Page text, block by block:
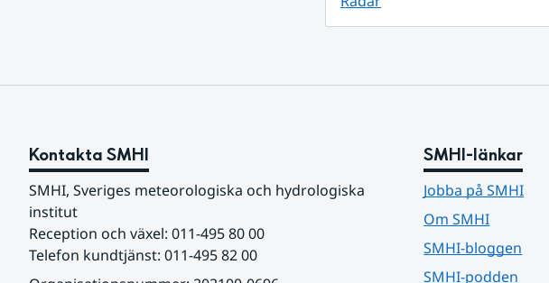
Kontakta SMHI
SMHI, Sveriges meteorologiska och hydrologiska
institut
Reception och växel: 011-495 80 00
Telefon kundtjänst: 011-495 82 00
SMHI-länkar
Jobba på SMHI
Om SMHI
SMHI-bloggen
SMHI-podden